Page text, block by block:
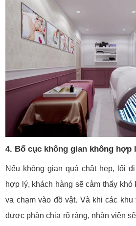
4. Bố cục không gian không hợp
Nếu không gian quá chật hẹp, lối
hợp lý, khách hàng sẽ cảm thấy khó
va chạm vào đồ vật. Và khi các
được phân chia rõ ràng, nhân viên